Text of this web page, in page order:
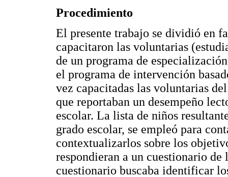
Procedimiento
El presente trabajo se dividió en
capacitaron las voluntarias
de un programa de
el programa de intervención
vez capacitadas las voluntarias
que reportaban un desempeño
escolar. La lista de niños
grado escolar, se empleó para
contextualizarlos sobre los
respondieran a un cuestionario
cuestionario buscaba identificar